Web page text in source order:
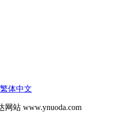
繁体中文
站 www.ynuoda.com